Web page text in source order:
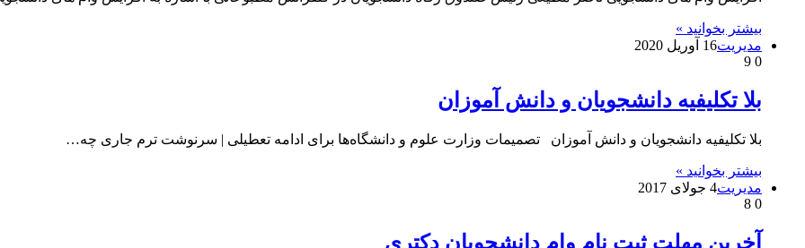
بیشتر بخوانید »
مدیریت16 آوریل 2020
0
بلا تکلیفیه دانشجویان و دانش آموزان
بلا تکلیفیه دانشجویان و دانش آموزان تصمیمات وزارت علوم و دانشگاه‌ها برای ادامه تعطیلی | سرنوشت ترم جاری چه…
بیشتر بخوانید »
مدیریت4 جولای 2017
0
آخرین مهلت ثبت نام وام دانشجویان دکتری